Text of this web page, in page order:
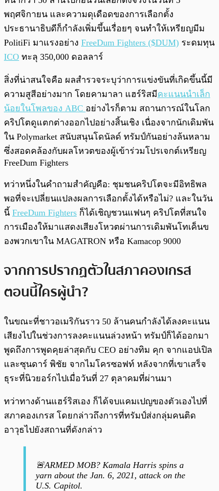
พฤศจิกายน และความดุเดือดของการเลือกตั้ง
ประธานาธิบดีก็กำลังเพิ่มขึ้นเรื่อยๆ จนทำให้เหรียญมีม
PolitiFi มาแรงอย่าง FreeDum Fighters ($DUM) ระดมทุน
ICO ทะลุ 350,000 ดอลลาร์
สิ่งที่น่าสนใจคือ ผลสำรวจระบุว่าการแข่งขันที่เกิดขึ้นนี้มี
ความสูสีอย่างมาก โดยคามาลา แฮร์ริสมีคะแนนนำเล็ก
น้อยในโพลของ ABC อย่างไรก็ตาม สถานการณ์ในโลก
คริปโตดูแตกต่างออกไปอย่างสิ้นเชิง เนื่องจากนักเดิมพัน
ใน Polymarket สนับสนุนโดนัลด์ ทรัมป์กันอย่างล้นหลาม
ซึ่งสอดคล้องกับผลโหวตของผู้เข้าร่วมโปรเจกต์เหรียญ
FreeDum Fighters
ทว่าหนึ่งในคำถามสำคัญคือ: ชุมชนคริปโตจะมีอิทธิพล
พอที่จะเปลี่ยนแปลงผลการเลือกตั้งได้หรือไม่? และในวัน
นี้ FreeDum Fighters ก็ได้เชิญชวนแฟนๆ คริปโตที่สนใจ
การเมืองให้มาแสดงเสียงโหวตผ่านการเดิมพันโทเค็นข
องพวกเขาใน MAGATRON หรือ Kamacop 9000
จากการปรากฏตัวในสภาคองเกรส
ตอนนี้ใครผู้นำ?
ในขณะที่ชาวอเมริกันราว 50 ล้านคนกำลังได้ลงคะแนน
เสียงไปในช่วงการลงคะแนนล่วงหน้า ทรัมป์ก็ได้ออกมา
พูดถึงการพูดคุยล่าสุดกับ CEO อย่างทิม คุก จากแอปเปิล
และซุนดาร์ พิชัย จากไมโครซอฟท์ หลังจากที่เขาเสร็จ
ธุระที่นิวยอร์กไปเมื่อวันที่ 27 ตุลาคมที่ผ่านมา
ทว่าทางด้านแฮร์ริสเอง ก็ได้จบแคมเปญของตัวเองไปที่
สภาคองเกรส โดยกล่าวถึงการที่ทรัมป์ส่งกลุ่มคนติด
อาวุธไปยังสถานที่ดังกล่าว
🚨ARMED MOB? Kamala Harris spins a
yarn about the Jan. 6, 2021, attack on the
U.S. Capitol.